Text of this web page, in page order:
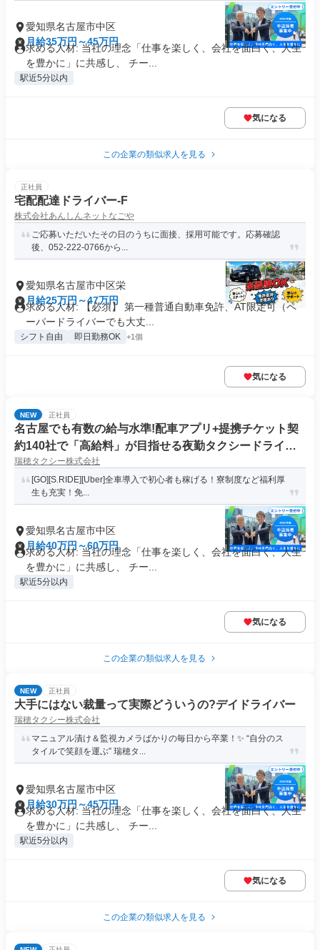
愛知県名古屋市中区
月給35万円～45万円
求める人材: 当社の理念「仕事を楽しく、会社を面白く、人生
を豊かに」に共感し、 チー...
駅近5分以内
気になる
この企業の類似求人を見る
正社員
宅配配達ドライバー-F
株式会社あんしんネットなごや
ご応募いただいたその日のうちに面接、採用可能です。応募確認
後、052-222-0766から...
愛知県名古屋市中区栄
月給25万円～47万円
求める人材: 【必須】 第一種普通自動車免許、AT限定可（ペ
ーパードライバーでも大丈...
シフト自由 即日勤務OK +1個
気になる
NEW 正社員
名古屋でも有数の給与水準!配車アプリ+提携チケット契
約140社で「高給料」が目指せる夜勤タクシードライバ
ー
瑞穂タクシー株式会社
[GO][S.RIDE][Uber]全車導入で初心者も稼げる！寮制度など福利厚
生も充実！免...
愛知県名古屋市中区
月給40万円～60万円
求める人材: 当社の理念「仕事を楽しく、会社を面白く、人生
を豊かに」に共感し、 チー...
駅近5分以内
気になる
この企業の類似求人を見る
NEW 正社員
大手にはない裁量って実際どういうの?デイドライバー
瑞穂タクシー株式会社
マニュアル漬け＆監視カメラばかりの毎日から卒業！✨ “自分のス
タイルで笑顔を運ぶ” 瑞穂タ...
愛知県名古屋市中区
月給30万円～45万円
求める人材: 当社の理念「仕事を楽しく、会社を面白く、人生
を豊かに」に共感し、 チー...
駅近5分以内
気になる
この企業の類似求人を見る